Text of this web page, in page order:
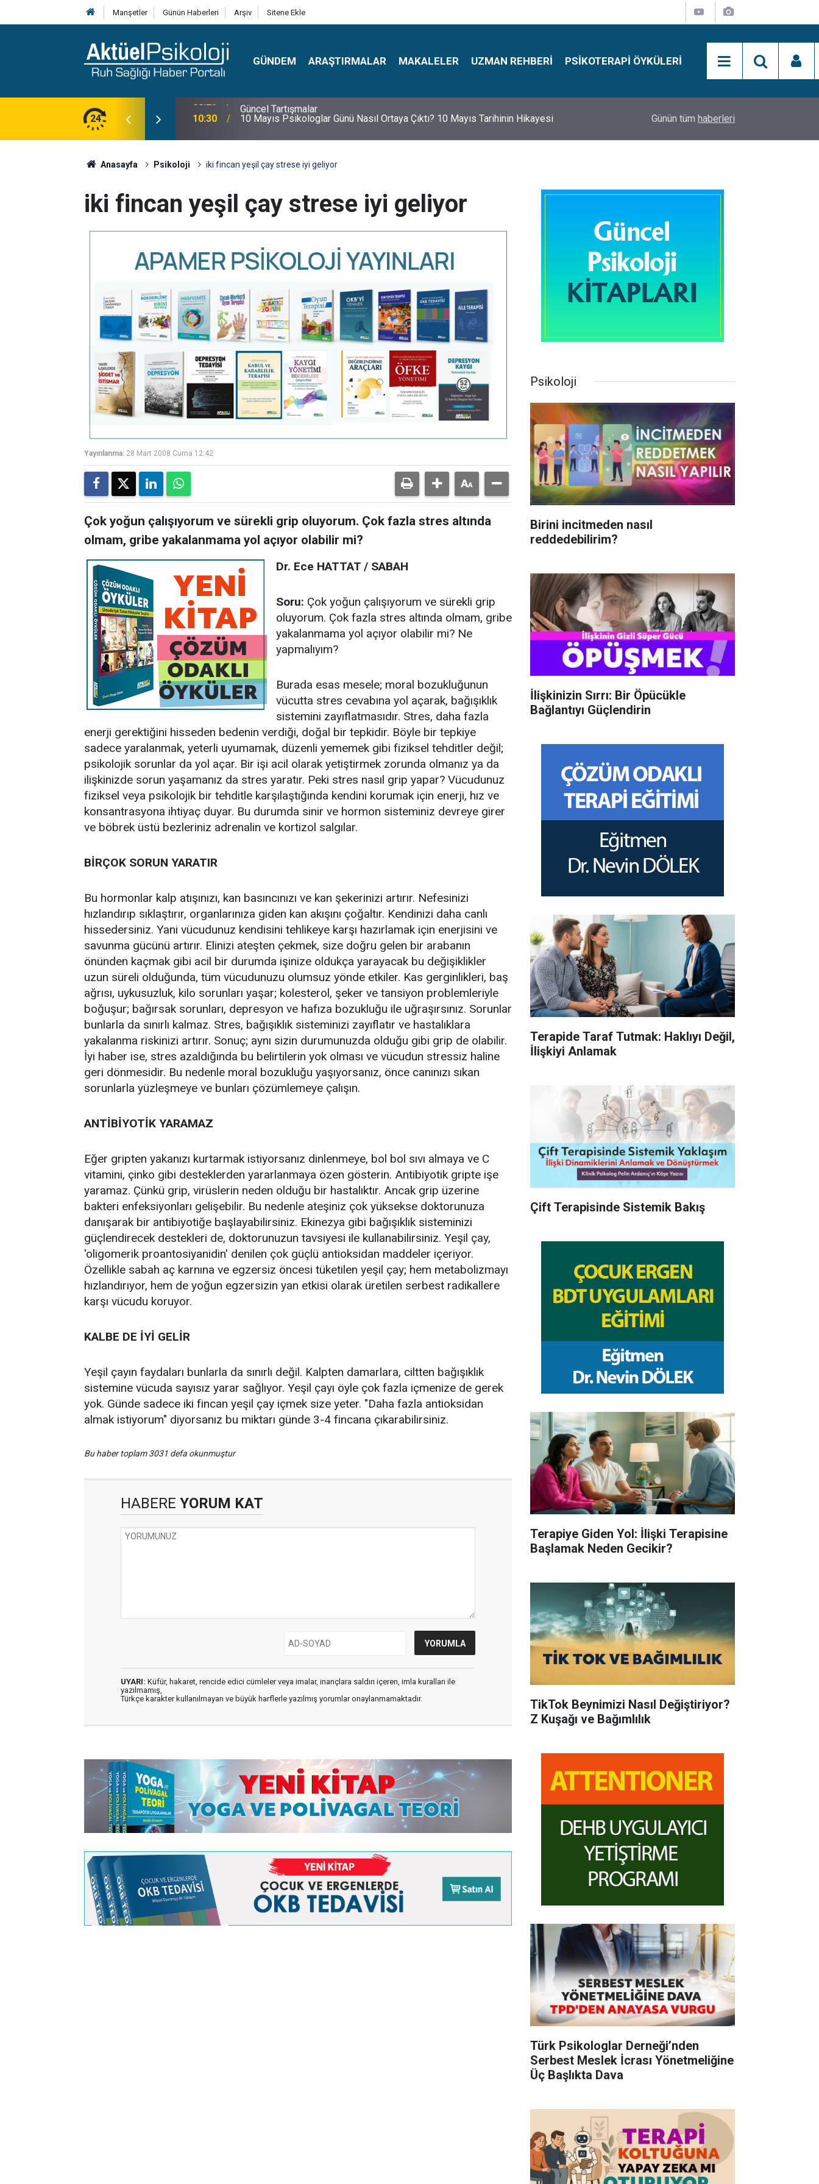
Manşetler Günün Haberleri Arşiv Sitene Ekle
GÜNDEM ARAŞTIRMALAR MAKALELER UZMAN REHBERI PSIKOTERAPI ÖYKÜLERI
24
Klinik Özellikleri, Tanı Kriterleri ve
10:30 10 Mayıs Psikologlar Günü Nasıl Ortaya Çıktı? 10 Mayıs Tarihinin Hikayesi Simon Says Dikkat Programı Nedir?
Günün tüm haberleri
Anasayfa Psikoloji iki fincan yeşil çay strese iyi geliyor
iki fincan yeşil çay strese iyi geliyor
Yayınlanma: 28 Mart 2008 Cuma 12:42
Çok yoğun çalışıyorum ve sürekli grip oluyorum. Çok fazla stres altında
olmam, gribe yakalanmama yol açıyor olabilir mi?
Dr. Ece HATTAT / SABAH
Soru: Çok yoğun çalışıyorum ve sürekli grip
oluyorum. Çok fazla stres altında olmam, gribe
yakalanmama yol açıyor olabilir mi? Ne
yapmalıyım?
Burada esas mesele; moral bozukluğunun
vücutta stres cevabına yol açarak, bağışıklık
sistemini zayıflatmasıdır. Stres, daha fazla
enerji gerektiğini hisseden bedenin verdiği, doğal bir tepkidir. Böyle bir tepkiye
sadece yaralanmak, yeterli uyumamak, düzenli yememek gibi fiziksel tehditler değil;
psikolojik sorunlar da yol açar. Bir işi acil olarak yetiştirmek zorunda olmanız ya da
ilişkinizde sorun yaşamanız da stres yaratır. Peki stres nasıl grip yapar? Vücudunuz
fiziksel veya psikolojik bir tehditle karşılaştığında kendini korumak için enerji, hız ve
konsantrasyona ihtiyaç duyar. Bu durumda sinir ve hormon sisteminiz devreye girer
ve böbrek üstü bezleriniz adrenalin ve kortizol salgılar.
BİRÇOK SORUN YARATIR
Bu hormonlar kalp atışınızı, kan basıncınızı ve kan şekerinizi artırır. Nefesinizi
hızlandırıp sıklaştırır, organlarınıza giden kan akışını çoğaltır. Kendinizi daha canlı
hissedersiniz. Yani vücudunuz kendisini tehlikeye karşı hazırlamak için enerjisini ve
savunma gücünü artırır. Elinizi ateşten çekmek, size doğru gelen bir arabanın
önünden kaçmak gibi acil bir durumda işinize oldukça yarayacak bu değişiklikler
uzun süreli olduğunda, tüm vücudunuzu olumsuz yönde etkiler. Kas gerginlikleri, baş
ağrısı, uykusuzluk, kilo sorunları yaşar; kolesterol, şeker ve tansiyon problemleriyle
boğuşur; bağırsak sorunları, depresyon ve hafıza bozukluğu ile uğraşırsınız. Sorunlar
bunlarla da sınırlı kalmaz. Stres, bağışıklık sisteminizi zayıflatır ve hastalıklara
yakalanma riskinizi artırır. Sonuç; aynı sizin durumunuzda olduğu gibi grip de olabilir.
İyi haber ise, stres azaldığında bu belirtilerin yok olması ve vücudun stressiz haline
geri dönmesidir. Bu nedenle moral bozukluğu yaşıyorsanız, önce canınızı sıkan
sorunlarla yüzleşmeye ve bunları çözümlemeye çalışın.
ANTİBİYOTİK YARAMAZ
Eğer gripten yakanızı kurtarmak istiyorsanız dinlenmeye, bol bol sıvı almaya ve C
vitamini, çinko gibi desteklerden yararlanmaya özen gösterin. Antibiyotik gripte işe
yaramaz. Çünkü grip, virüslerin neden olduğu bir hastalıktır. Ancak grip üzerine
bakteri enfeksiyonları gelişebilir. Bu nedenle ateşiniz çok yüksekse doktorunuza
danışarak bir antibiyotiğe başlayabilirsiniz. Ekinezya gibi bağışıklık sisteminizi
güçlendirecek destekleri de, doktorunuzun tavsiyesi ile kullanabilirsiniz. Yeşil çay,
'oligomerik proantosiyanidin' denilen çok güçlü antioksidan maddeler içeriyor.
Özellikle sabah aç karnına ve egzersiz öncesi tüketilen yeşil çay; hem metabolizmayı
hızlandırıyor, hem de yoğun egzersizin yan etkisi olarak üretilen serbest radikallere
karşı vücudu koruyor.
KALBE DE İYİ GELİR
Yeşil çayın faydaları bunlarla da sınırlı değil. Kalpten damarlara, ciltten bağışıklık
sistemine vücuda sayısız yarar sağlıyor. Yeşil çayı öyle çok fazla içmenize de gerek
yok. Günde sadece iki fincan yeşil çay içmek size yeter. "Daha fazla antioksidan
almak istiyorum" diyorsanız bu miktarı günde 3-4 fincana çıkarabilirsiniz.
Bu haber toplam 3031 defa okunmuştur
HABERE YORUM KAT
UYARI: Küfür, hakaret, rencide edici cümleler veya imalar, inançlara saldırı içeren, imla kuralları ile
yazılmamış,
Türkçe karakter kullanılmayan ve büyük harflerle yazılmış yorumlar onaylanmamaktadır.
Psikoloji
Birini incitmeden nasıl
reddedebilirim?
İlişkinizin Sırrı: Bir Öpücükle
Bağlantıyı Güçlendirin
Terapide Taraf Tutmak: Haklıyı Değil,
İlişkiyi Anlamak
Çift Terapisinde Sistemik Bakış
Terapiye Giden Yol: İlişki Terapisine
Başlamak Neden Gecikir?
TikTok Beynimizi Nasıl Değiştiriyor?
Z Kuşağı ve Bağımlılık
Türk Psikologlar Derneği’nden
Serbest Meslek İcrası Yönetmeliğine
Üç Başlıkta Dava